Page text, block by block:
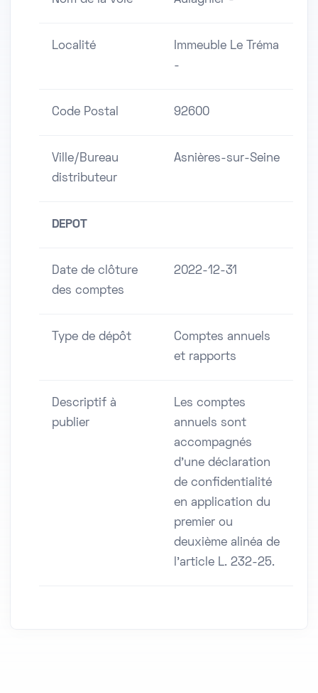
Localité
Immeuble Le Tréma
-
Code Postal 92600
Ville/Bureau
distributeur
Asnières-sur-Seine
DEPOT
Date de clôture
des comptes
2022-12-31
Type de dépôt
Comptes annuels
et rapports
Descriptif à
publier
Les comptes
annuels sont
accompagnés
d'une déclaration
de confidentialité
en application du
premier ou
deuxième alinéa de
l'article L. 232-25.